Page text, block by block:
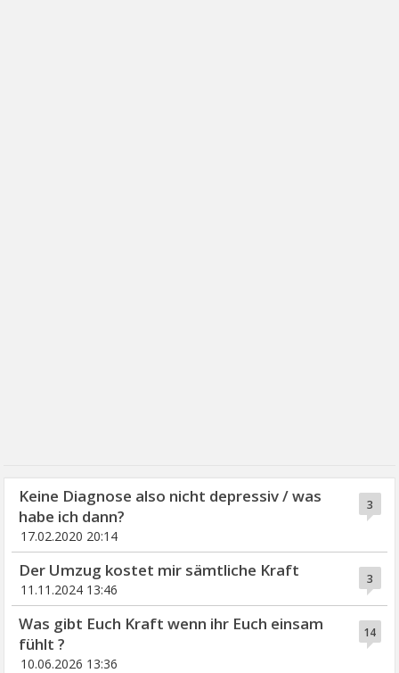
3
Keine Diagnose also nicht depressiv / was
habe ich dann?
17.02.2020 20:14
3
Der Umzug kostet mir sämtliche Kraft
11.11.2024 13:46
14
Was gibt Euch Kraft wenn ihr Euch einsam
fühlt ?
10.06.2026 13:36